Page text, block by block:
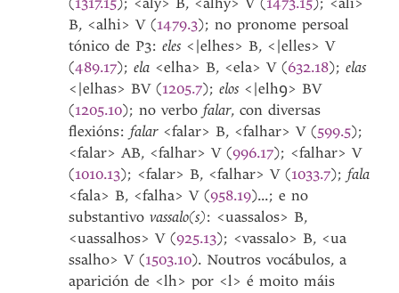
B, <alhi> V (1479.3); no pronome persoal
tónico de P3:eles <|elhes> B, <|elles> V
(489.17);ela <elha> B, <ela> V (632.18);elas
<|elhas> BV (1205.7);elos <|elhꝯ> BV
(1205.10); no verbofalar, con diversas
flexións:falar<falar> B, <falhar> V (599.5);
<falar> AB, <falhar> V (996.17); <falhar> V
(1010.13); <falar> B, <falhar> V (1033.7);fala
<fala> B, <falha> V (958.19)...; e no
substantivovassalo(s): <uassalos> B,
<uassalhos> V (925.13); <vassalo> B, <ua
ssalho> V (1503.10). Noutros vocábulos, a
aparición de <lh> por <l> é moito máis